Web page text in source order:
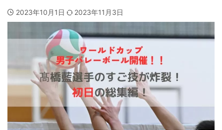
2023年10月1日 2023年11月3日